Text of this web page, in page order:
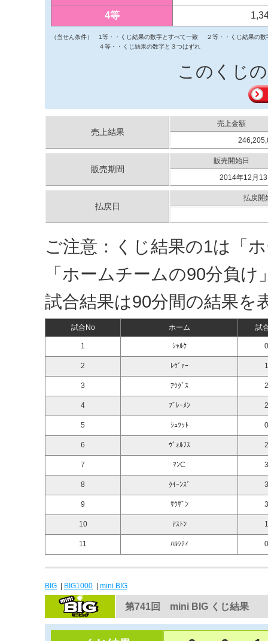
4等
（当せん条件） 1等・・くじ結果の数字とすべて一致
２等・・くじ結果の
４等・・くじ結果の数字と３つはずれ
このくじ
売上結果
売上金額
販売期間
販売開始日
2014年12月
払戻日
払戻開
ご注意：くじ結果の1は「
「ホームチームの90分負
試合結果は90分間の結果を
試合No ホーム 試
1 ｼｬﾙｹ
2 ﾚｳﾞｧｰ
3 ｱｳｸﾞｽ
4 ﾌﾞﾚｰﾒﾝ
5 ｼｭﾂｯﾄ
6 ｳﾞｫﾙﾌｽ
7 ﾏﾝC
8 ｸｲｰﾝｽﾞ
9 ｻｳｻﾞﾝ
10 ｱｽﾄﾝ
11 ﾊﾙｼﾃｨ
BIG BIG1000 mini BIG
第741回 mini BIG くじ結果